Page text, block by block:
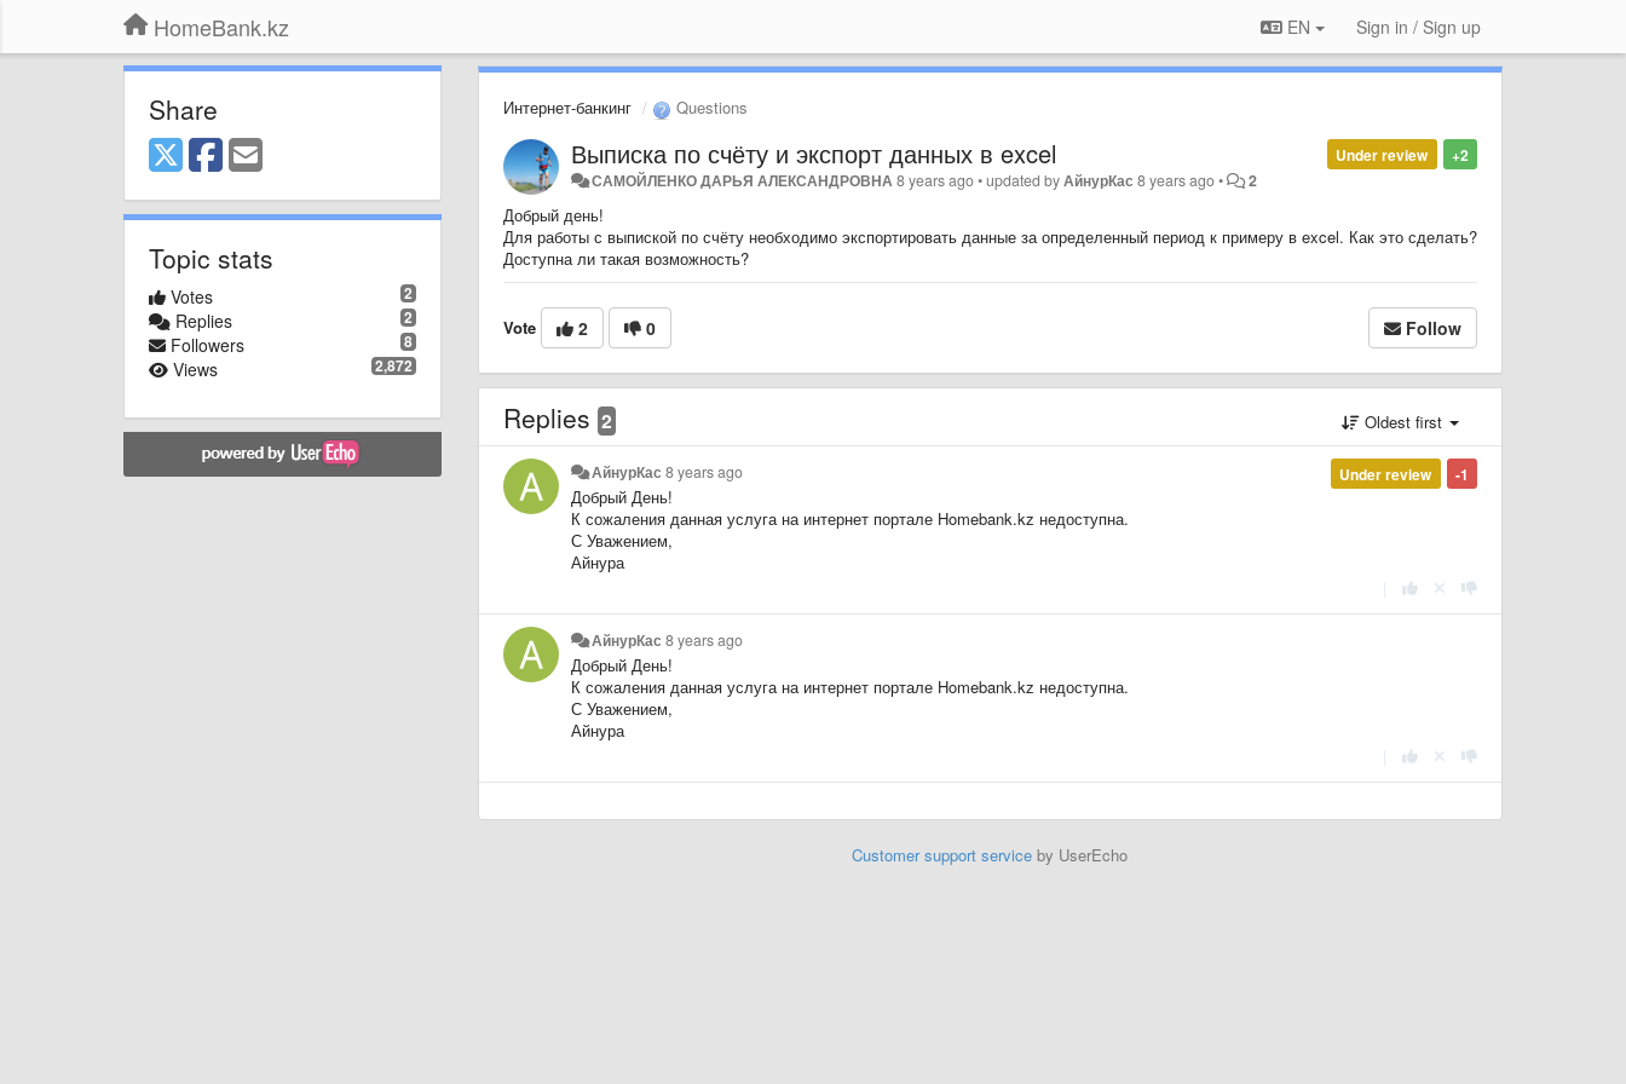
HomeBank.kz EN Sign in / Sign up
Share
Topic stats
2
Votes
2
Replies
8
Followers
2,872
Views
Интернет-банкинг Questions
+2
Under review
Выписка по счёту и экспорт данных в excel
САМОЙЛЕНКО ДАРЬЯ АЛЕКСАНДРОВНА 8 years ago•updated byАйнурКас 8 years ago• 2
Добрый день!
Для работы с выпиской по счёту необходимо экспортировать данные за определенный период к примеру в excel. Как это сделать?
Доступна ли такая возможность?
Vote 2 0 Follow
Replies 2 Oldest first
-1
Under review
АйнурКас 8 years ago
Добрый День!
К сожаления данная услуга на интернет портале Homebank.kz недоступна.
С Уважением,
Айнура
АйнурКас 8 years ago
Добрый День!
К сожаления данная услуга на интернет портале Homebank.kz недоступна.
С Уважением,
Айнура
Customer support service by UserEcho